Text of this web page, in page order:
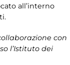
all’interno
con
l’Istituto dei